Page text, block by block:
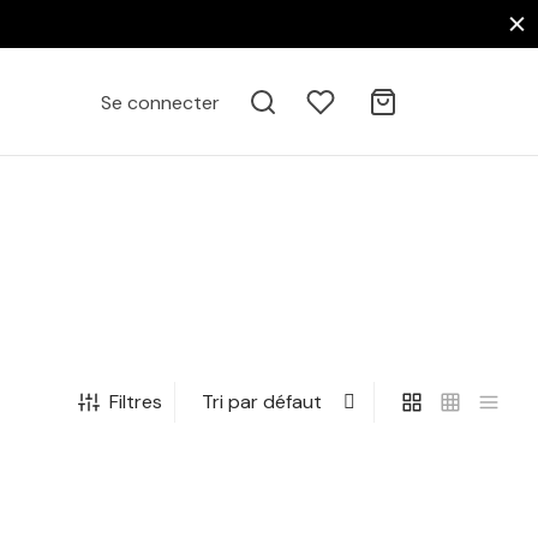
Se connecter
Filtres